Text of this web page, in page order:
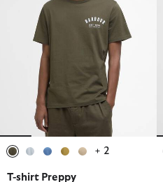
+ 2
T-shirt Preppy